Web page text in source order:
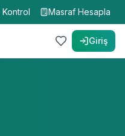
Kontrol Masraf Hesapla
Giriş